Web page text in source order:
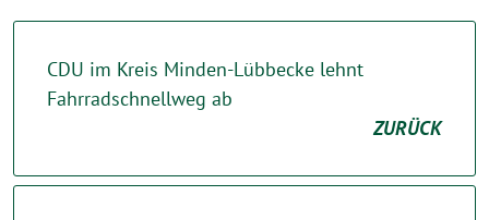
CDU im Kreis Minden-Lübbecke lehnt
Fahrradschnellweg ab
ZURÜCK